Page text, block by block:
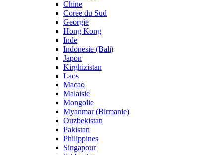
Chine
Coree du Sud
Georgie
Hong Kong
Inde
Indonesie (Bali)
Japon
Kirghizistan
Laos
Macao
Malaisie
Mongolie
Myanmar (Birmanie)
Ouzbekistan
Pakistan
Philippines
Singapour